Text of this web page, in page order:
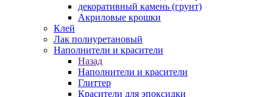
декоративный камень (грунт)
Акриловые крошки
Клей
Лак полиуретановый
Наполнители и красители
Назад
Наполнители и красители
Глиттер
Красители для эпоксидки